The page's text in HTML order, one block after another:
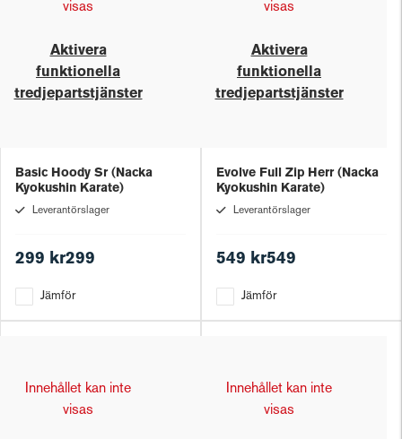
visas
Aktivera
funktionella
tredjepartstjänster
Basic Hoody Sr (Nacka
Kyokushin Karate)
Leverantörslager
299 kr299
Jämför
visas
Aktivera
funktionella
tredjepartstjänster
Evolve Full Zip Herr (Nacka
Kyokushin Karate)
Leverantörslager
549 kr549
Jämför
Innehållet kan inte
visas
Innehållet kan inte
visas